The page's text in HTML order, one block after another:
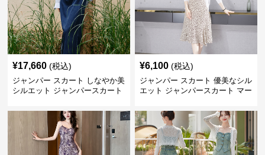
¥17,660 (税込)
ジャンパー スカート しなやか美
シルエット ジャンパースカート
¥6,100 (税込)
ジャンパー スカート 優美なシル
エット ジャンパースカート マー